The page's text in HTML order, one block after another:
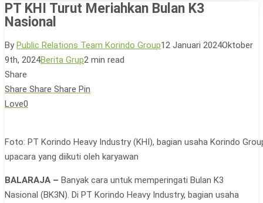
PT KHI Turut Meriahkan Bulan K3
Nasional
By Public Relations Team Korindo Group12 Januari 2024Oktober
9th, 2024Berita Grup2 min read
Share
Share Share Share Pin
Love0
Foto: PT Korindo Heavy Industry (KHI), bagian usaha Korindo
upacara yang diikuti oleh karyawan
BALARAJA – Banyak cara untuk memperingati Bulan K3
Nasional (BK3N). Di PT Korindo Heavy Industry, bagian usaha